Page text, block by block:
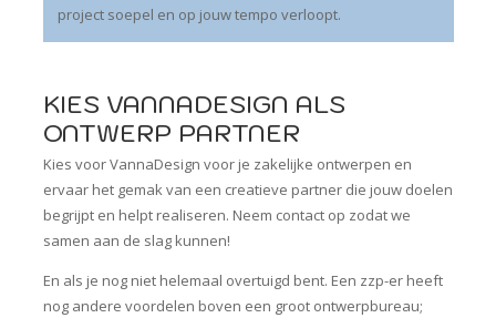
project soepel en op jouw tempo verloopt.
KIES VANNADESIGN ALS
ONTWERP PARTNER
Kies voor VannaDesign voor je zakelijke ontwerpen en
ervaar het gemak van een creatieve partner die jouw doelen
begrijpt en helpt realiseren. Neem contact op zodat we
samen aan de slag kunnen!
En als je nog niet helemaal overtuigd bent. Een zzp-er heeft
nog andere voordelen boven een groot ontwerpbureau;